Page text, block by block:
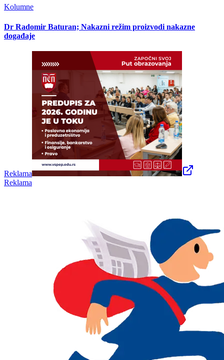
Kolumne
Dr Radomir Baturan; Nakazni režim proizvodi nakazne
događaje
Reklama
Reklama